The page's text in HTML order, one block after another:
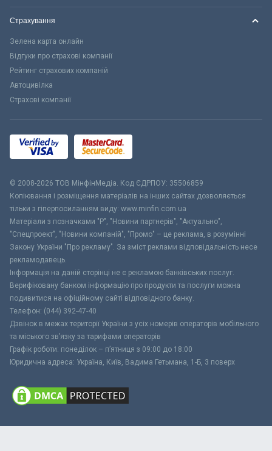
Страхування
Зелена карта онлайн
Відгуки про страхові компанії
Рейтинг страхових компаній
Автоцивілка
Страхові компанії
© 2008-2026 ТОВ МiнфiнМедiа. Код ЄДРПОУ: 35506859
Копіювання і розміщення матеріалів на інших сайтах дозволяється
тільки з гіперпосиланням виду: www.minfin.com.ua
Матеріали з позначками "Р", "Новини партнерів", "Актуально",
"Спецпроект", "Новини компаній", "Промо" – це реклама, в розумінні
Закону України "Про рекламу". За зміст реклами відповідальність несе
рекламодавець.
Інформація на даній сторінці не є рекламою банківських послуг.
Верифіковану банком інформацію про продукти та послуги можна
подивитися на офіційному сайті відповідного банку.
Телефон: (044) 392-47-40
Дзвінок в межах території України з усіх номерів операторів мобільного
та міського зв’язку за тарифами операторів
Графік роботи: понеділок – п’ятниця з 09:00 до 18:00
Юридична адреса: Україна, Київ, Вадима Гетьмана, 1-Б, 3 поверх